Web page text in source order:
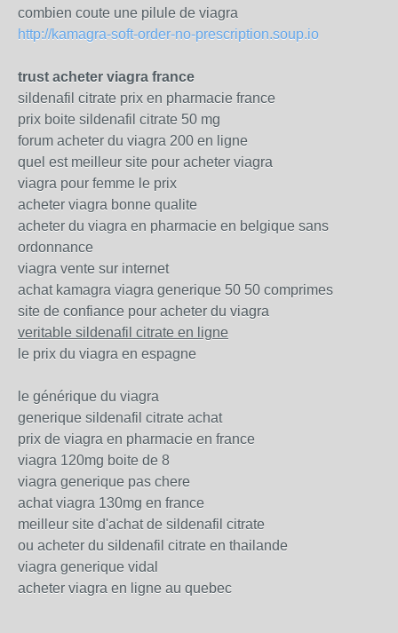
combien coute une pilule de viagra
http://kamagra-soft-order-no-prescription.soup.io
trust acheter viagra france
sildenafil citrate prix en pharmacie france
prix boite sildenafil citrate 50 mg
forum acheter du viagra 200 en ligne
quel est meilleur site pour acheter viagra
viagra pour femme le prix
acheter viagra bonne qualite
acheter du viagra en pharmacie en belgique sans
ordonnance
viagra vente sur internet
achat kamagra viagra generique 50 50 comprimes
site de confiance pour acheter du viagra
veritable sildenafil citrate en ligne
le prix du viagra en espagne
le générique du viagra
generique sildenafil citrate achat
prix de viagra en pharmacie en france
viagra 120mg boite de 8
viagra generique pas chere
achat viagra 130mg en france
meilleur site d'achat de sildenafil citrate
ou acheter du sildenafil citrate en thailande
viagra generique vidal
acheter viagra en ligne au quebec